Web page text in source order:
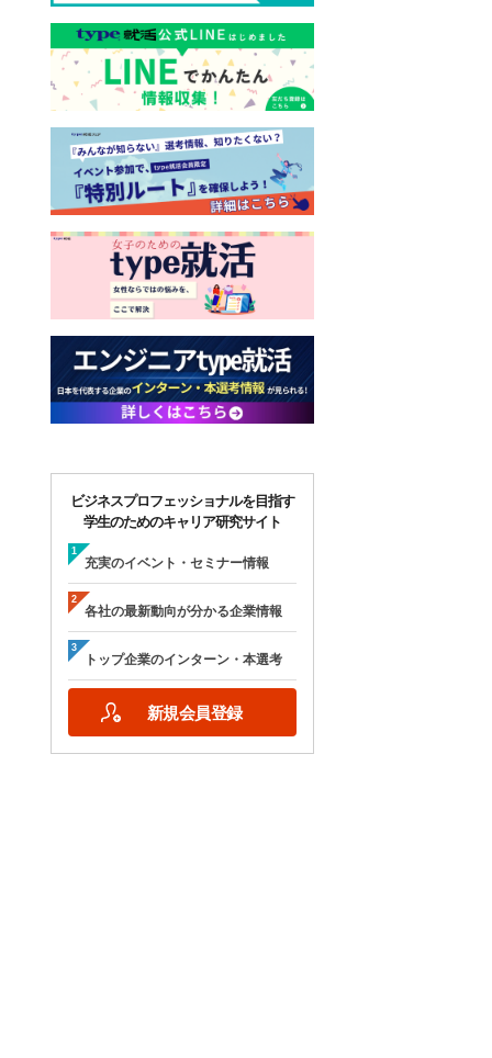
ビジネスプロフェッショナルを目指す
学生のためのキャリア研究サイト
充実のイベント・セミナー情報
各社の最新動向が分かる企業情報
トップ企業のインターン・本選考
新規会員登録